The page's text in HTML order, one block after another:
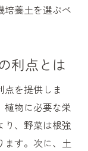
味わい
養土の特性
ット
成長
のコツ
培養土を選ぶべ
利点とは
を提供しま
植物に必要な栄
り、野菜は根強
ます。次に、土